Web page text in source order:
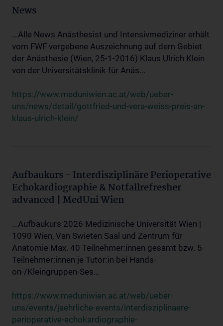
News
...Alle News Anästhesist und Intensivmediziner erhält
vom FWF vergebene Auszeichnung auf dem Gebiet
der Anästhesie (Wien, 25-1-2016) Klaus Ulrich Klein
von der Universitätsklinik für Anäs...
https://www.meduniwien.ac.at/web/ueber-
uns/news/detail/gottfried-und-vera-weiss-preis-an-
klaus-ulrich-klein/
Aufbaukurs - Interdisziplinäre Perioperative
Echokardiographie & Notfallrefresher
advanced | MedUni Wien
...Aufbaukurs 2026 Medizinische Universität Wien |
1090 Wien, Van Swieten Saal und Zentrum für
Anatomie Max. 40 Teilnehmer:innen gesamt bzw. 5
Teilnehmer:innen je Tutor:in bei Hands-
on-/Kleingruppen-Ses...
https://www.meduniwien.ac.at/web/ueber-
uns/events/jaehrliche-events/interdisziplinaere-
perioperative-echokardiographie-